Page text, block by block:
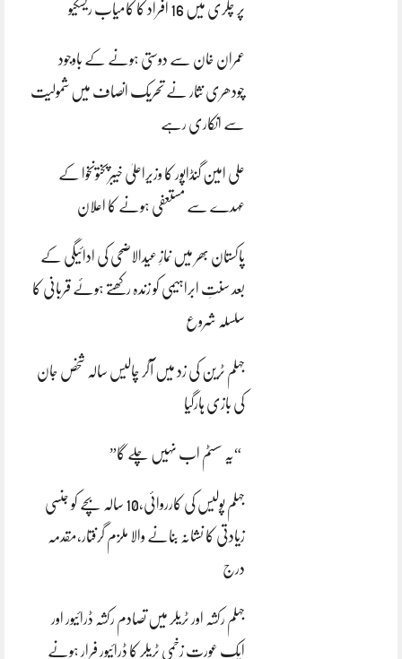
پر چکری میں 16 افراد کا کامیاب ریسکیو
عمران خان سے دوستی ہونے کے باوجود
چودھری نثار نے تحریک انصاف میں شمولیت
سے انکاری رہے
علی امین گنڈاپور کا وزیراعلیٰ خیبرپختونخوا کے
عہدے سے مستعفی ہونے کا اعلان
پاکستان بھر میں نمازِ عیدالاضحی کی ادائیگی کے
بعد سنتِ ابراہیمی کو زندہ رکھتے ہوئے قربانی کا
سلسلہ شروع
جہلم ٹرین کی زد میں آکر چالیس سالہ شخص جان
کی بازی ہارگیا
“یہ سسٹم اب نہیں چلے گا”
جہلم پولیس کی کارروائی،10 سالہ بچے کو جنسی
زیادتی کا نشانہ بنانے والا ملزم گرفتار،مقدمہ
درج
جہلم رکشہ اور ٹریلر میں تصادم رکشہ ڈرائیور اور
ایک عورت زخمی ٹریلر کا ڈرائیور فرار ہونے